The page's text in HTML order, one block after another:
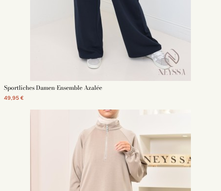
Sportliches Damen-Ensemble Azalée
49,95 €